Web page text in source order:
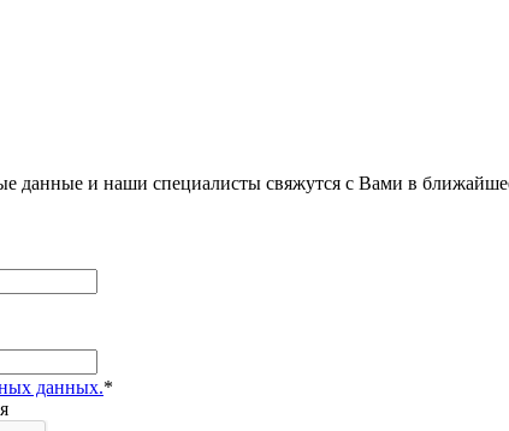
данные и наши специалисты свяжутся с Вами в
данных.*